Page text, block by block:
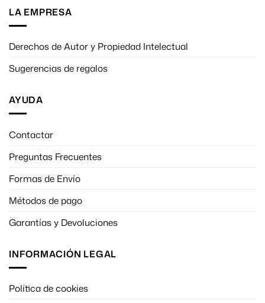
LA EMPRESA
Derechos de Autor y Propiedad Intelectual
Sugerencias de regalos
AYUDA
Contactar
Preguntas Frecuentes
Formas de Envío
Métodos de pago
Garantías y Devoluciones
INFORMACIÓN LEGAL
Política de cookies